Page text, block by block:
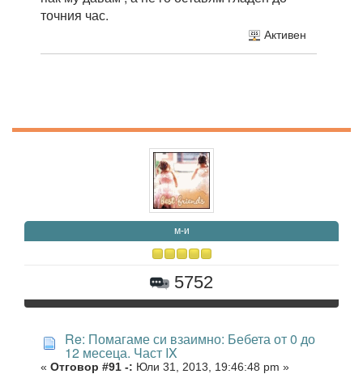
точния час.
Активен
м-и
5752
Re: Помагаме си взаимно: Бебета от 0 до
12 месеца. Част IX
« Отговор #91 -: Юли 31, 2013, 19:46:48 pm »